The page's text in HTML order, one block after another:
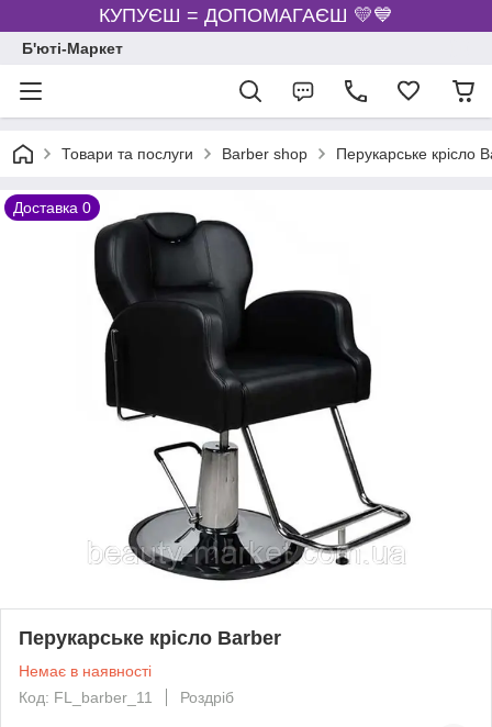
КУПУЄШ = ДОПОМАГАЄШ 💛💙
Б'юті-Маркет
Товари та послуги Barber shop Перукарське крісло
Доставка 0
Перукарське крісло Barber
Немає в наявності
Код: FL_barber_11
Роздріб